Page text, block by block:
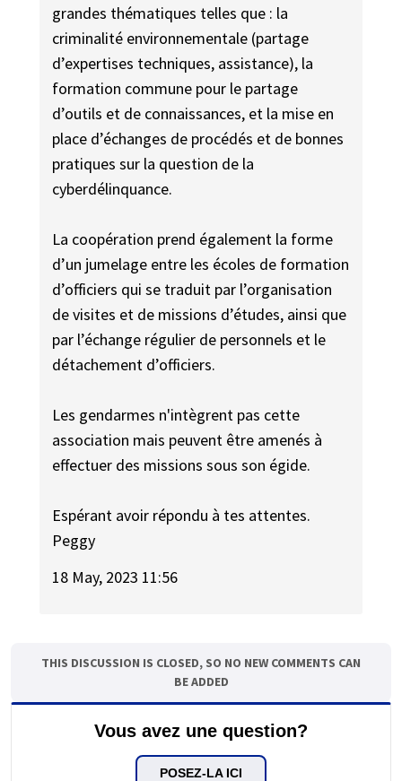
grandes thématiques telles que : la
criminalité environnementale (partage
d’expertises techniques, assistance), la
formation commune pour le partage
d’outils et de connaissances, et la mise en
place d’échanges de procédés et de bonnes
pratiques sur la question de la
cyberdélinquance.
La coopération prend également la forme
d’un jumelage entre les écoles de formation
d’officiers qui se traduit par l’organisation
de visites et de missions d’études, ainsi que
par l’échange régulier de personnels et le
détachement d’officiers.
Les gendarmes n'intègrent pas cette
association mais peuvent être amenés à
effectuer des missions sous son égide.
Espérant avoir répondu à tes attentes.
Peggy
18 May, 2023 11:56
THIS DISCUSSION IS CLOSED, SO NO NEW COMMENTS CAN
BE ADDED
Vous avez une question?
POSEZ-LA ICI